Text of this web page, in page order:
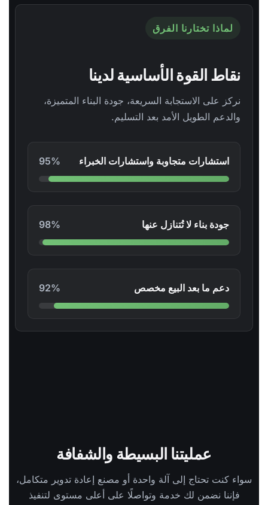
لماذا تختارنا الفرق
نقاط القوة الأساسية لدينا
نركز على الاستجابة السريعة، جودة البناء المتميزة،
والدعم الطويل الأمد بعد التسليم.
استشارات متجاوبة واستشارات الخبراء 95%
جودة بناء لا تُتنازل عنها 98%
دعم ما بعد البيع مخصص 92%
عمليتنا البسيطة والشفافة
سواء كنت تحتاج إلى آلة واحدة أو مصنع إعادة تدوير متكامل،
فإننا نضمن لك خدمة وتواصلًا على أعلى مستوى لتنفيذ